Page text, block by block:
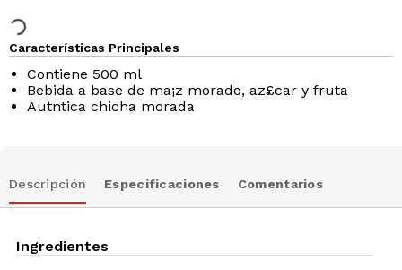
Características Principales
Contiene 500 ml
Bebida a base de ma¡z morado, az£car y fruta
Autntica chicha morada
Descripción Especificaciones Comentarios
Ingredientes